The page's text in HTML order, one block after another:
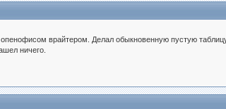
врайтером. Делал обыкновенную пустую
ничего.